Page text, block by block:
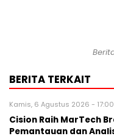
BERITA TERKAIT
Kamis, 6 Agustus 2026 - 17:00
Cision Raih MarTech
Pemantauan dan